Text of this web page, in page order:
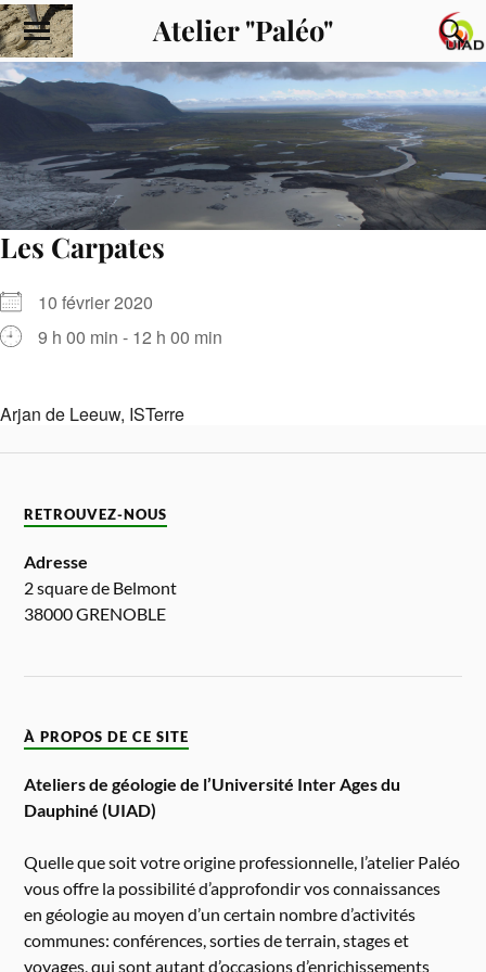
Atelier "Paléo"
Les Carpates
10 février 2020
9 h 00 min - 12 h 00 min
Arjan de Leeuw, ISTerre
RETROUVEZ-NOUS
Adresse
2 square de Belmont
38000 GRENOBLE
À PROPOS DE CE SITE
Ateliers de géologie de l’Université Inter Ages du
Dauphiné (UIAD)
Quelle que soit votre origine professionnelle, l’atelier Paléo
vous offre la possibilité d’approfondir vos connaissances
en géologie au moyen d’un certain nombre d’activités
communes: conférences, sorties de terrain, stages et
voyages, qui sont autant d’occasions d’enrichissements